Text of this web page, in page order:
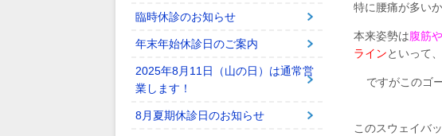
特に腰痛が多い
本来姿勢は腹筋
ラインといって
ですがこのゴ
このスウェイバ
臨時休診のお知らせ
年末年始休診日のご案内
2025年8月11日（山の日）は通常営
業します！
8月夏期休診日のお知らせ